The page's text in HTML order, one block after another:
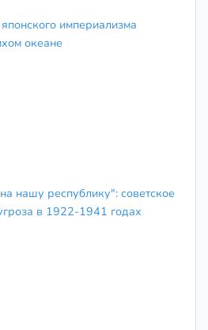
империализма
океане
нашу республику": советское
в 1922-1941 годах